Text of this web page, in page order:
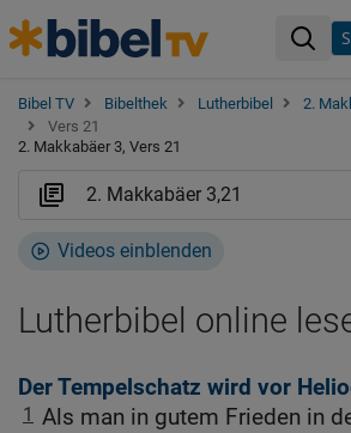
Bibel TV Bibelthek Lutherbibel 2.
Vers 21
2. Makkabäer 3, Vers 21
Videos einblenden
Lutherbibel online
Der Tempelschatz wird vor
1 Als man in gutem Frieden in